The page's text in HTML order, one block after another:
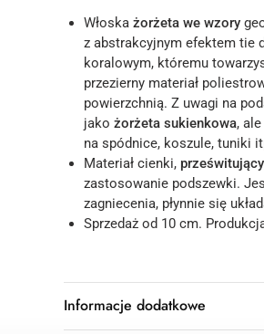
Włoska żorżeta we wzory
z abstrakcyjnym efektem tie
koralowym, któremu
przezierny materiał
powierzchnią. Z uwagi na
jakożorżeta sukienkowa,
na spódnice, koszule, tuniki
Materiał cienki, prześwitujący
zastosowanie podszewki.
zagniecenia, płynnie się
Sprzedaż od 10 cm.
Informacje dodatkowe